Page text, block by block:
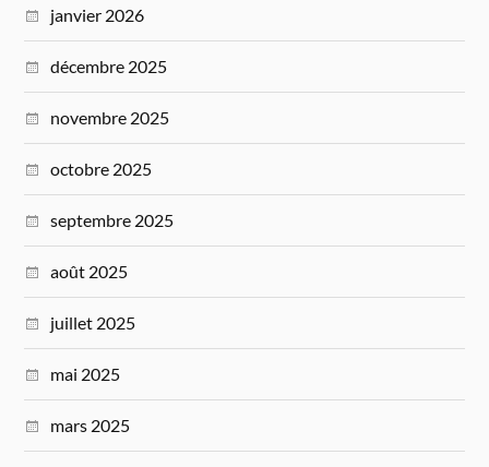
janvier 2026
décembre 2025
novembre 2025
octobre 2025
septembre 2025
août 2025
juillet 2025
mai 2025
mars 2025